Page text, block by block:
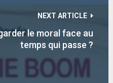
NEXT ARTICLE
le moral face au
temps qui passe ?